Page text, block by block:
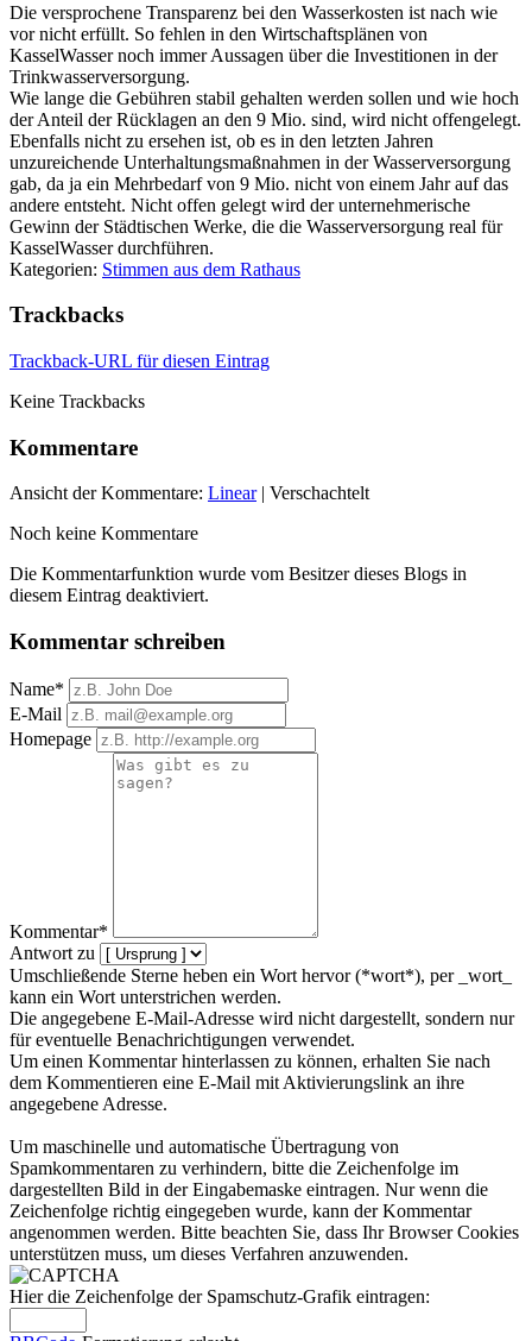
Die versprochene Transparenz bei den Wasserkosten ist nach wie
vor nicht erfüllt. So fehlen in den Wirtschaftsplänen von
KasselWasser noch immer Aussagen über die Investitionen in der
Trinkwasserversorgung.
Wie lange die Gebühren stabil gehalten werden sollen und wie hoch
der Anteil der Rücklagen an den 9 Mio. sind, wird nicht offengelegt.
Ebenfalls nicht zu ersehen ist, ob es in den letzten Jahren
unzureichende Unterhaltungsmaßnahmen in der Wasserversorgung
gab, da ja ein Mehrbedarf von 9 Mio. nicht von einem Jahr auf das
andere entsteht. Nicht offen gelegt wird der unternehmerische
Gewinn der Städtischen Werke, die die Wasserversorgung real für
KasselWasser durchführen.
Kategorien: Stimmen aus dem Rathaus
Trackbacks
Trackback-URL für diesen Eintrag
Keine Trackbacks
Kommentare
Ansicht der Kommentare: Linear| Verschachtelt
Noch keine Kommentare
Die Kommentarfunktion wurde vom Besitzer dieses Blogs in
diesem Eintrag deaktiviert.
Kommentar schreiben
Name*
E-Mail
Homepage
Kommentar*
Antwort zu
Umschließende Sterne heben ein Wort hervor (*wort*), per _wort_
kann ein Wort unterstrichen werden.
Die angegebene E-Mail-Adresse wird nicht dargestellt, sondern nur
für eventuelle Benachrichtigungen verwendet.
Um einen Kommentar hinterlassen zu können, erhalten Sie nach
dem Kommentieren eine E-Mail mit Aktivierungslink an ihre
angegebene Adresse.
Um maschinelle und automatische Übertragung von
Spamkommentaren zu verhindern, bitte die Zeichenfolge im
dargestellten Bild in der Eingabemaske eintragen. Nur wenn die
Zeichenfolge richtig eingegeben wurde, kann der Kommentar
angenommen werden. Bitte beachten Sie, dass Ihr Browser Cookies
unterstützen muss, um dieses Verfahren anzuwenden.
Hier die Zeichenfolge der Spamschutz-Grafik eintragen: